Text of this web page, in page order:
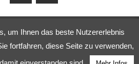
Theme: Wellington von
um Ihnen das beste Nutzererlebnis
fortfahren, diese Seite zu verwenden,